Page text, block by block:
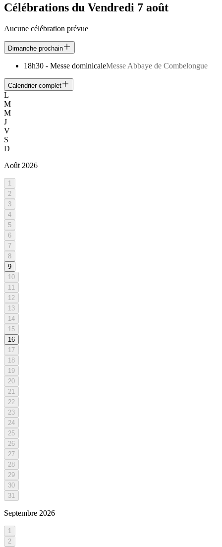
Célébrations du Vendredi 7 août
Aucune célébration prévue
Dimanche prochain
18h30 - Messe dominicaleMesse Abbaye de Combelongue
Calendrier complet
L
M
M
J
V
S
D
Août 2026
1
2
3
4
5
6
7
8
9
10
11
12
13
14
15
16
17
18
19
20
21
22
23
24
25
26
27
28
29
30
31
Septembre 2026
1
2